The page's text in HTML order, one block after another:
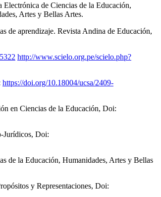
de Ciencias de la Educación,
Artes y Bellas Artes.
de aprendizaje. Revista Andina de Educación,
http://www.scielo.org.pe/scielo.php?
https://doi.org/10.18004/ucsa/2409-
en Ciencias de la Educación, Doi:
Jurídicos, Doi:
de la Educación, Humanidades, Artes y Bellas
y Representaciones, Doi: